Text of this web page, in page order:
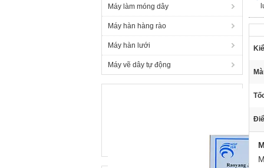
Máy làm móng dây
Máy hàn hàng rào
Máy hàn lưới
Máy vẽ dây tự động